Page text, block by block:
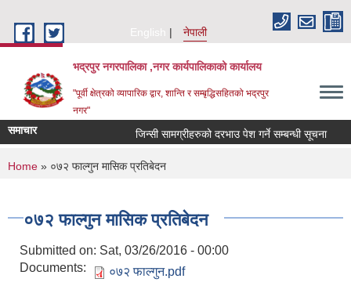
English
नेपाली
भद्रपुर नगरपालिका ,नगर कार्यपालिकाको कार्यालय
"पूर्वी क्षेत्रको व्यापारिक द्वार, शान्ति र सम्बृद्धिसहितको भद्रपुर
नगर"
समाचार जिन्सी सामग्रीहरुको दरभाउ पेश गर्ने सम्बन्धी सूचना
You are here
Home » ०७२ फाल्गुन मासिक प्रतिबेदन
०७२ फाल्गुन मासिक प्रतिबेदन
Submitted on: Sat, 03/26/2016 - 00:00
Documents:
०७२ फाल्गुन.pdf